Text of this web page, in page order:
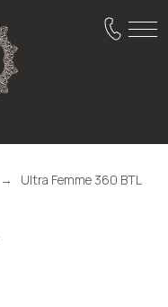
→ Ultra Femme 360 BTL